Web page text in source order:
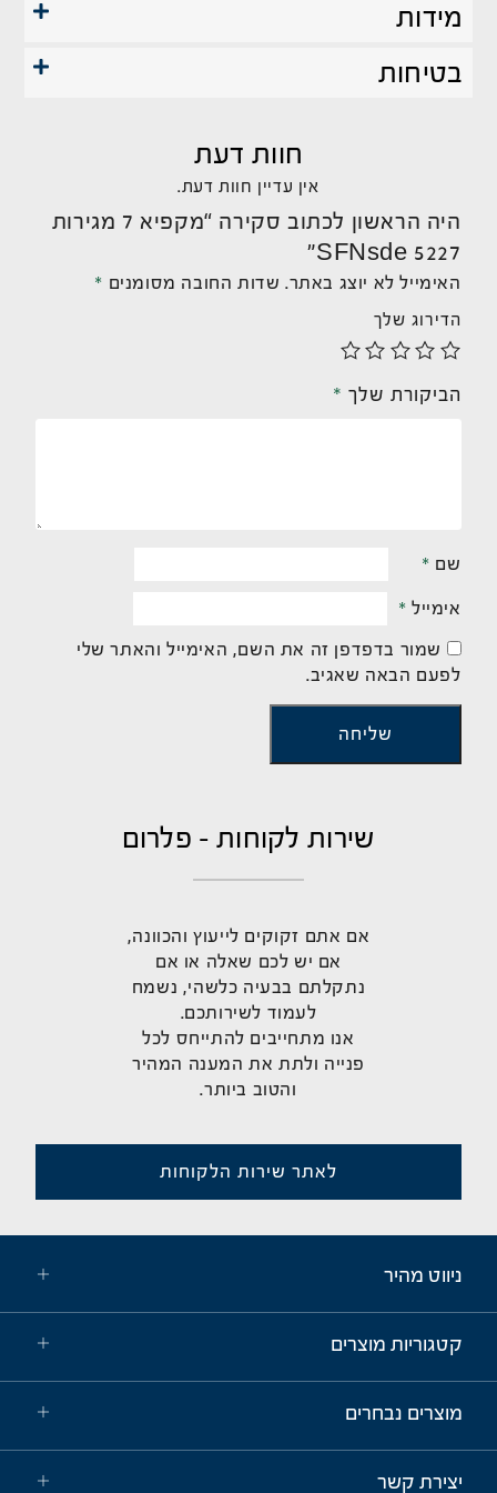
מידות
בטיחות
חוות דעת
אין עדיין חוות דעת.
היה הראשון לכתוב סקירה “מקפיא 7 מגירות
SFNsde 5227”
האימייל לא יוצג באתר. שדות החובה מסומנים *
הדירוג שלך
הביקורת שלך *
שם *
אימייל *
שמור בדפדפן זה את השם, האימייל והאתר שלי
לפעם הבאה שאגיב.
שירות לקוחות - פלרום
אם אתם זקוקים לייעוץ והכוונה,
אם יש לכם שאלה או אם
נתקלתם בבעיה כלשהי, נשמח
לעמוד לשירותכם.
אנו מתחייבים להתייחס לכל
פנייה ולתת את המענה המהיר
והטוב ביותר.
לאתר שירות הלקוחות
ניווט מהיר
קטגוריות מוצרים
מוצרים נבחרים
יצירת קשר